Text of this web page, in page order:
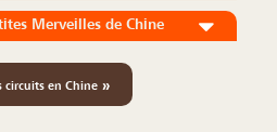
Merveilles de Chine
circuits en Chine »